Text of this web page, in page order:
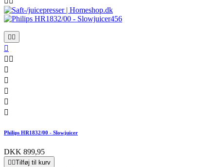
 

 





Philips HR1832/00 - Slowjuicer
DKK 899,95
 Tilføj til kurv